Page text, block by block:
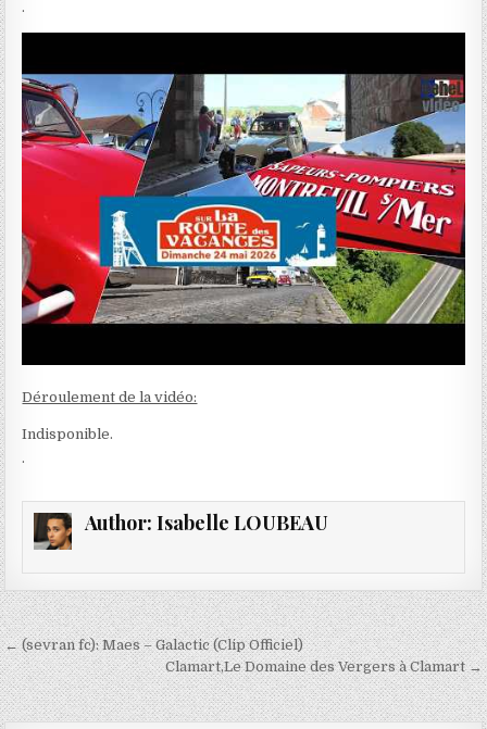
.
Déroulement de la vidéo:
Indisponible.
.
Author: Isabelle LOUBEAU
Navigation
de
l’article
← (sevran fc): Maes – Galactic (Clip Officiel)
Clamart,Le Domaine des Vergers à Clamart →